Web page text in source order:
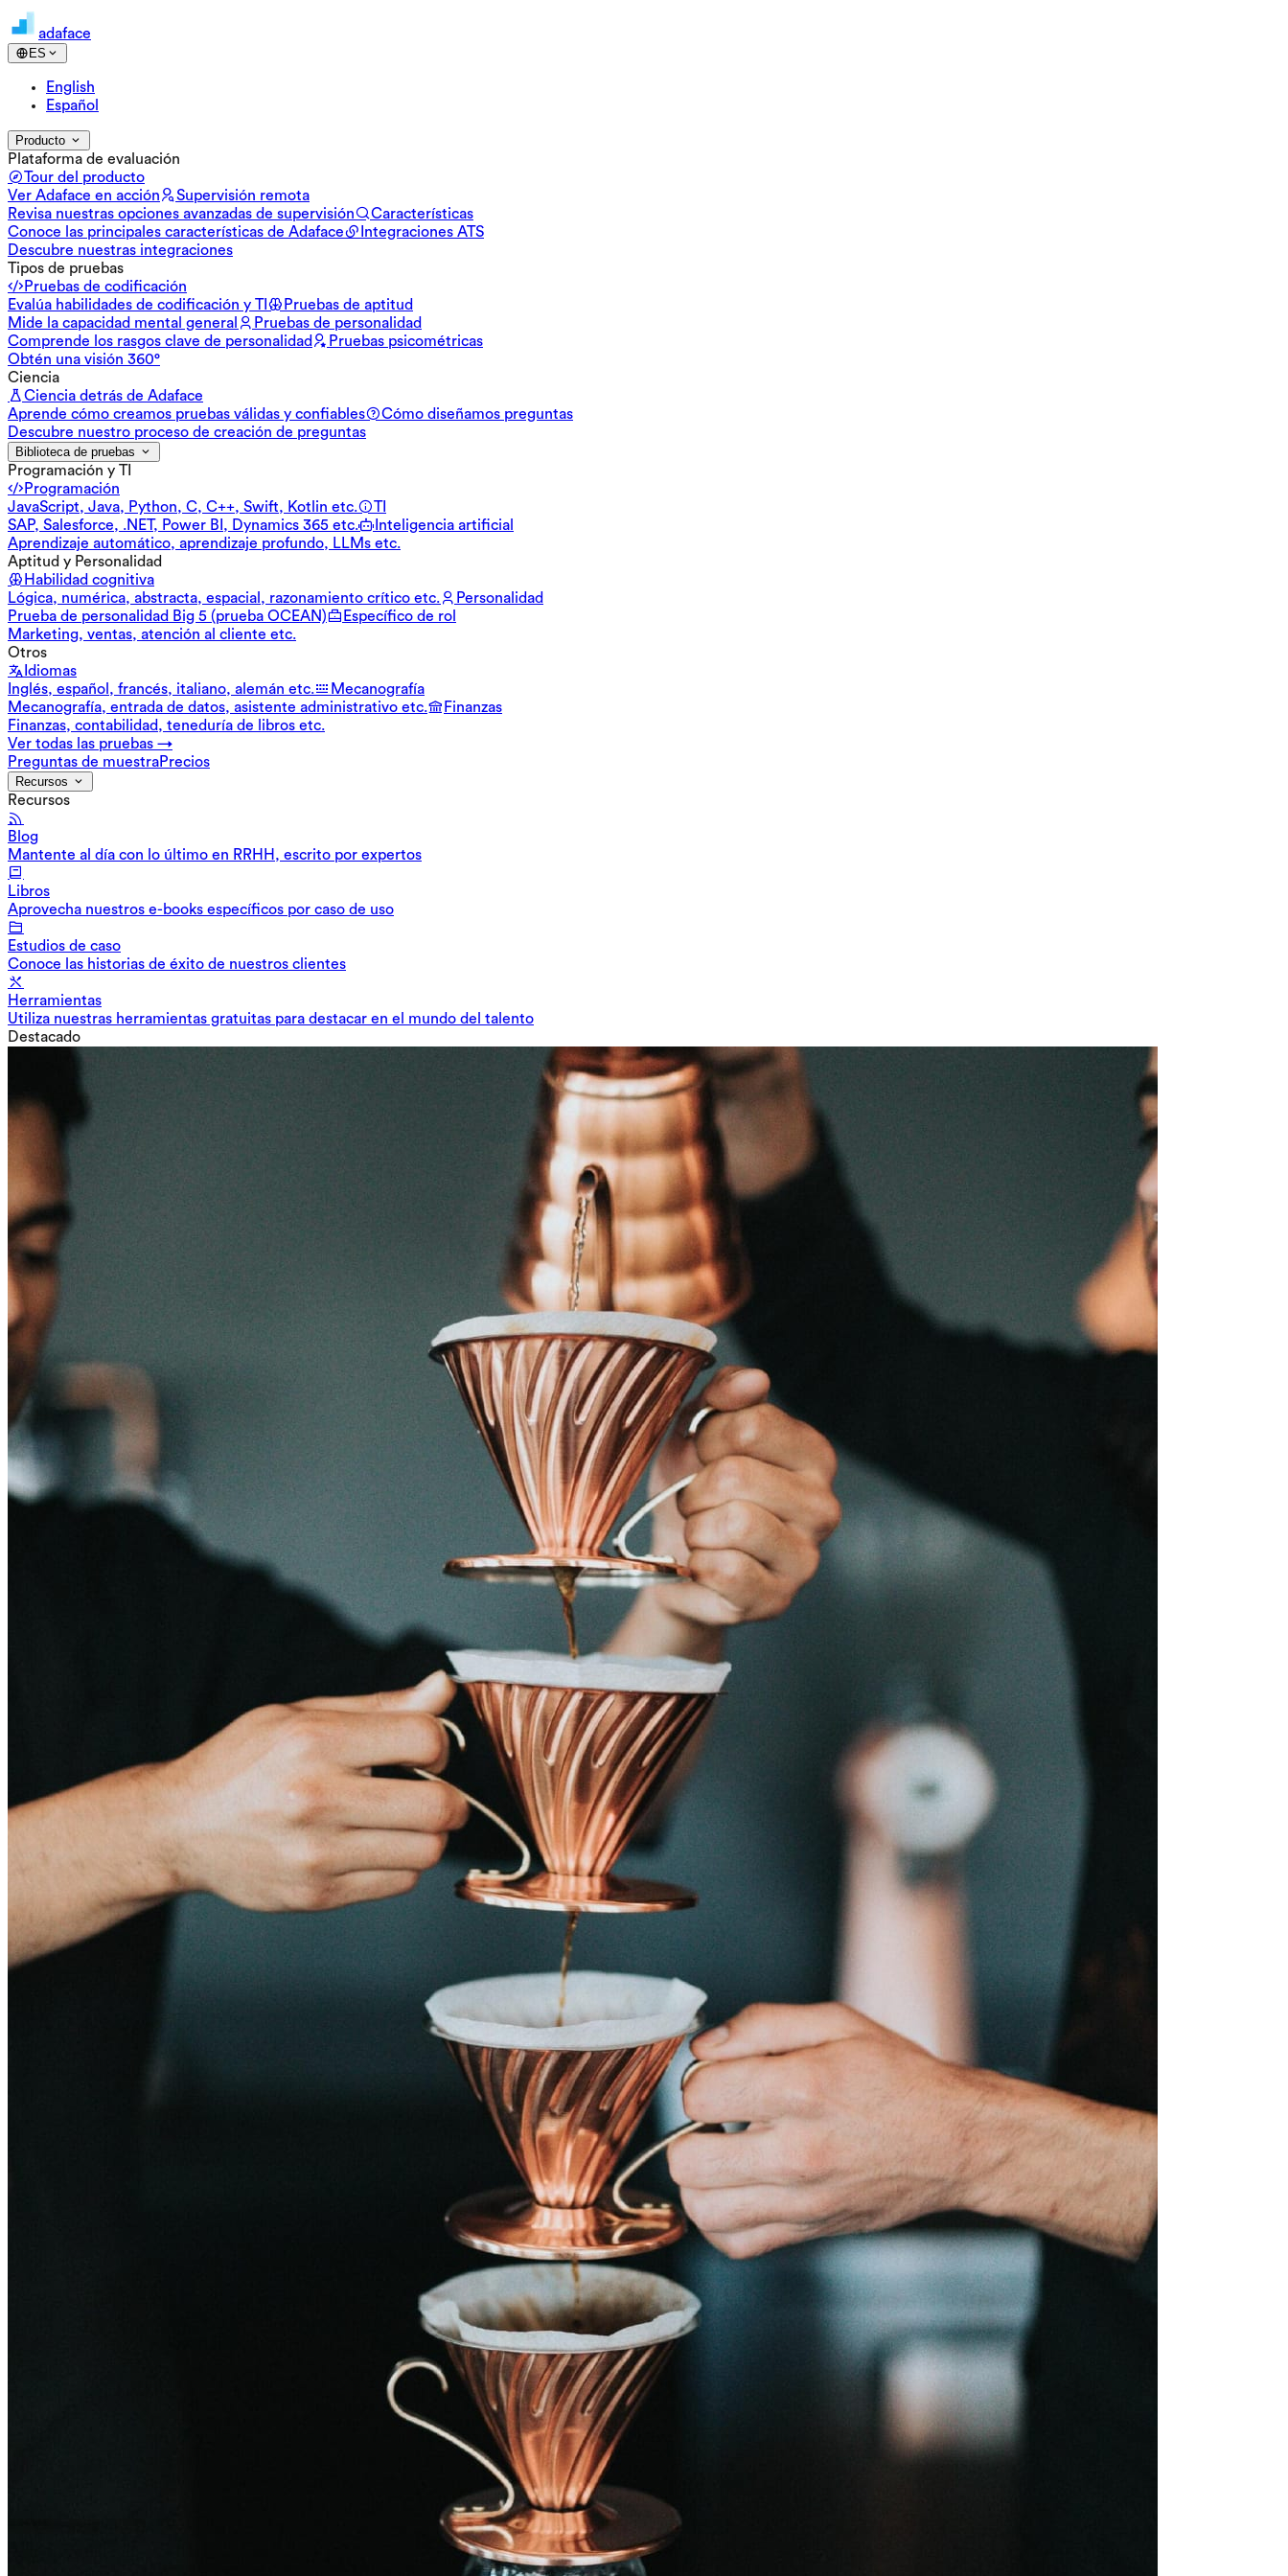
adaface
ES
English
Español
Producto
Plataforma de evaluación
Tour del producto
Ver Adaface en acción
Supervisión remota
Revisa nuestras opciones avanzadas de supervisión
Características
Conoce las principales características de Adaface
Integraciones ATS
Descubre nuestras integraciones
Tipos de pruebas
Pruebas de codificación
Evalúa habilidades de codificación y TI
Pruebas de aptitud
Mide la capacidad mental general
Pruebas de personalidad
Comprende los rasgos clave de personalidad
Pruebas psicométricas
Obtén una visión 360°
Ciencia
Ciencia detrás de Adaface
Aprende cómo creamos pruebas válidas y confiables
Cómo diseñamos preguntas
Descubre nuestro proceso de creación de preguntas
Biblioteca de pruebas
Programación y TI
Programación
JavaScript, Java, Python, C, C++, Swift, Kotlin etc.
TI
SAP, Salesforce, .NET, Power BI, Dynamics 365 etc.
Inteligencia artificial
Aprendizaje automático, aprendizaje profundo, LLMs etc.
Aptitud y Personalidad
Habilidad cognitiva
Lógica, numérica, abstracta, espacial, razonamiento crítico etc.
Personalidad
Prueba de personalidad Big 5 (prueba OCEAN)
Específico de rol
Marketing, ventas, atención al cliente etc.
Otros
Idiomas
Inglés, español, francés, italiano, alemán etc.
Mecanografía
Mecanografía, entrada de datos, asistente administrativo etc.
Finanzas
Finanzas, contabilidad, teneduría de libros etc.
Ver todas las pruebas →
Preguntas de muestraPrecios
Recursos
Recursos
Blog
Mantente al día con lo último en RRHH, escrito por expertos
Libros
Aprovecha nuestros e-books específicos por caso de uso
Estudios de caso
Conoce las historias de éxito de nuestros clientes
Herramientas
Utiliza nuestras herramientas gratuitas para destacar en el mundo del talento
Destacado